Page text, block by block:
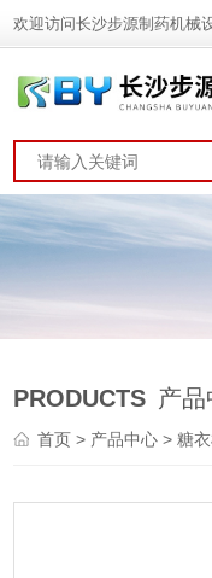
欢迎访问长沙步源制药机械
PRODUCTS 产品
首页> 产品中心 >糖